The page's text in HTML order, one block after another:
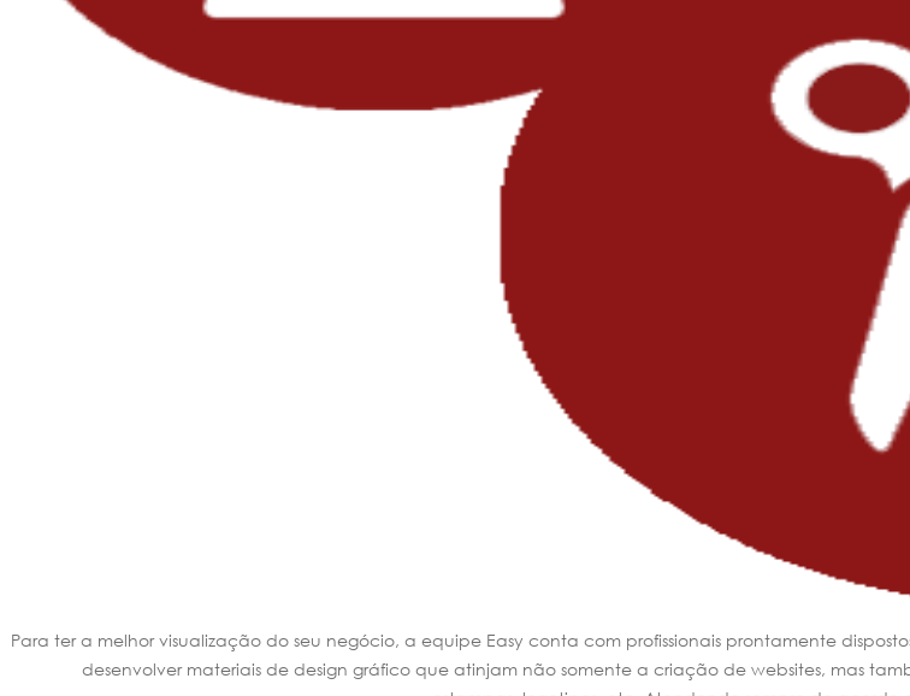
Para ter a melhor visualização do seu negócio, a equipe Easy conta com profissionais prontamente
desenvolver materiais de design gráfico que atinjam não somente a criação de websites, mas